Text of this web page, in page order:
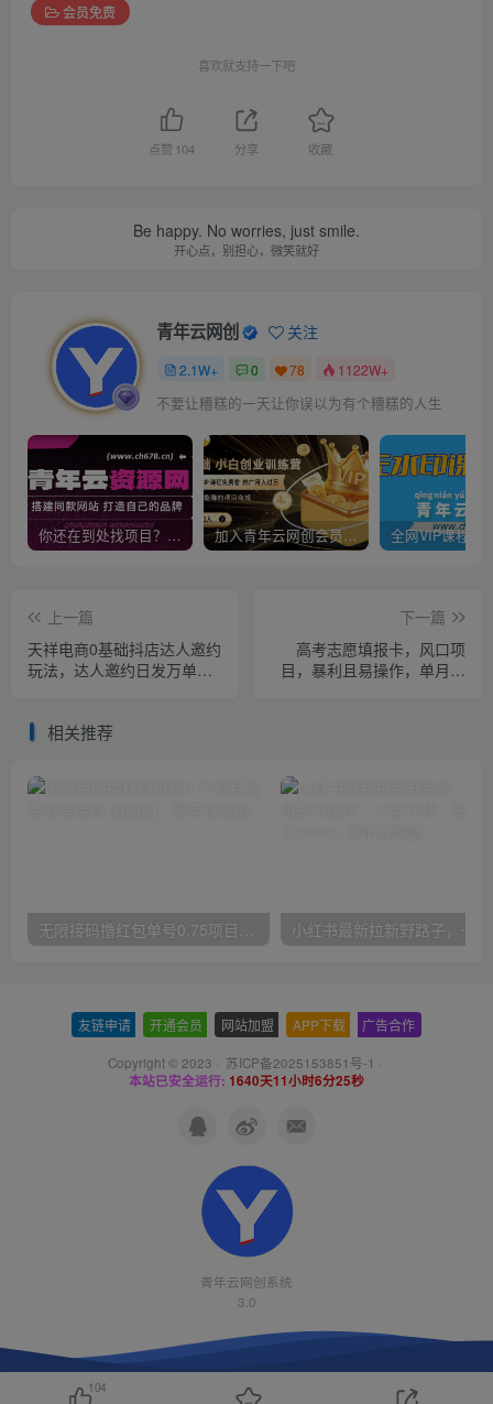
会员免费
喜欢就支持一下吧
点赞 104 分享 收藏
Be happy. No worries, just smile.
开心点，别担心，微笑就好
青年云网创 关注
2.1W+ 0 78 1122W+
不要让糟糕的一天让你误以为有个糟糕的人生
你还在到处找项目？还在当韭菜？我靠卖项目一个月收入5万+，曾经我也是个失败者。 加入青年云网创会员，全站资源免费学习。加入高级合伙人，推广日入1000+
上一篇
天祥电商0基础抖店达人邀约
玩法，达人邀约日发万单，
下一篇
高考志愿填报卡，风口项
目，暴利且易操作，单月捞
相关推荐
无限接码撸红包单号0.75项目无偿分享给你【揭秘】
友链申请 开通会员 网站加盟 APP下载 广告合作
Copyright © 2023 · 苏ICP备2025153851号-1 ·
本站已安全运行: 1640天11小时6分26秒
青年云网创系统
3.0
104